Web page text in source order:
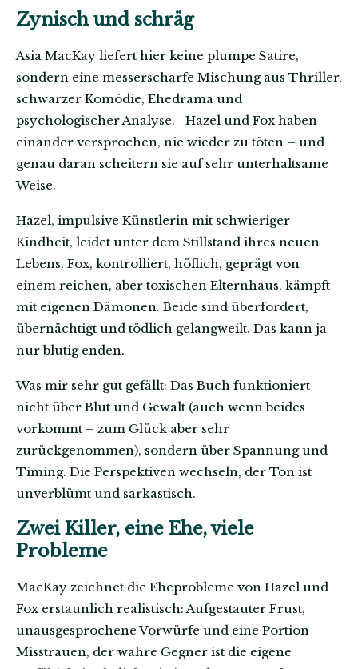
Zynisch und schräg
Asia MacKay liefert hier keine plumpe Satire,
sondern eine messerscharfe Mischung aus Thriller,
schwarzer Komödie, Ehedrama und
psychologischer Analyse. Hazel und Fox haben
einander versprochen, nie wieder zu töten – und
genau daran scheitern sie auf sehr unterhaltsame
Weise.
Hazel, impulsive Künstlerin mit schwieriger
Kindheit, leidet unter dem Stillstand ihres neuen
Lebens. Fox, kontrolliert, höflich, geprägt von
einem reichen, aber toxischen Elternhaus, kämpft
mit eigenen Dämonen. Beide sind überfordert,
übernächtigt und tödlich gelangweilt. Das kann ja
nur blutig enden.
Was mir sehr gut gefällt: Das Buch funktioniert
nicht über Blut und Gewalt (auch wenn beides
vorkommt – zum Glück aber sehr
zurückgenommen), sondern über Spannung und
Timing. Die Perspektiven wechseln, der Ton ist
unverblümt und sarkastisch.
Zwei Killer, eine Ehe, viele
Probleme
MacKay zeichnet die Eheprobleme von Hazel und
Fox erstaunlich realistisch: Aufgestauter Frust,
unausgesprochene Vorwürfe und eine Portion
Misstrauen, der wahre Gegner ist die eigene